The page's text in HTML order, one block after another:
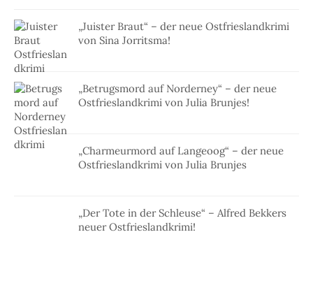
„Juister Braut“ – der neue Ostfrieslandkrimi
von Sina Jorritsma!
„Betrugsmord auf Norderney“ – der neue
Ostfrieslandkrimi von Julia Brunjes!
„Charmeurmord auf Langeoog“ – der neue
Ostfrieslandkrimi von Julia Brunjes
„Der Tote in der Schleuse“ – Alfred Bekkers
neuer Ostfrieslandkrimi!